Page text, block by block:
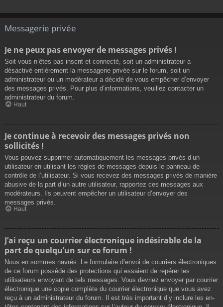
Messagerie privée
Je ne peux pas envoyer de messages privés !
Soit vous n’êtes pas inscrit et connecté, soit un administrateur a
désactivé entièrement la messagerie privée sur le forum, soit un
administrateur ou un modérateur a décidé de vous empêcher d’envoyer
des messages privés. Pour plus d’informations, veuillez contacter un
administrateur du forum.
Haut
Je continue à recevoir des messages privés non
sollicités !
Vous pouvez supprimer automatiquement les messages privés d’un
utilisateur en utilisant les règles de messages depuis le panneau de
contrôle de l’utilisateur. Si vous recevez des messages privés de manière
abusive de la part d’un autre utilisateur, rapportez ces messages aux
modérateurs. Ils peuvent empêcher un utilisateur d’envoyer des
messages privés.
Haut
J’ai reçu un courrier électronique indésirable de la
part de quelqu’un sur ce forum !
Nous en sommes navrés. Le formulaire d’envoi de courriers électroniques
de ce forum possède des protections qui essaient de repérer les
utilisateurs envoyant de tels messages. Vous devriez envoyer par courrier
électronique une copie complète du courrier électronique que vous avez
reçu à un administrateur du forum. Il est très important d’y inclure les en-